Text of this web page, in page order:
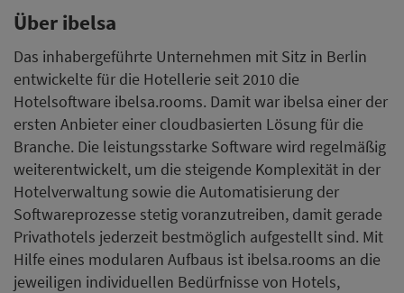
Über ibelsa
Das inhabergeführte Unternehmen mit Sitz in Berlin
entwickelte für die Hotellerie seit 2010 die
Hotelsoftware ibelsa.rooms. Damit war ibelsa einer der
ersten Anbieter einer cloudbasierten Lösung für die
Branche. Die leistungsstarke Software wird regelmäßig
weiterentwickelt, um die steigende Komplexität in der
Hotelverwaltung sowie die Automatisierung der
Softwareprozesse stetig voranzutreiben, damit gerade
Privathotels jederzeit bestmöglich aufgestellt sind. Mit
Hilfe eines modularen Aufbaus ist ibelsa.rooms an die
jeweiligen individuellen Bedürfnisse von Hotels,